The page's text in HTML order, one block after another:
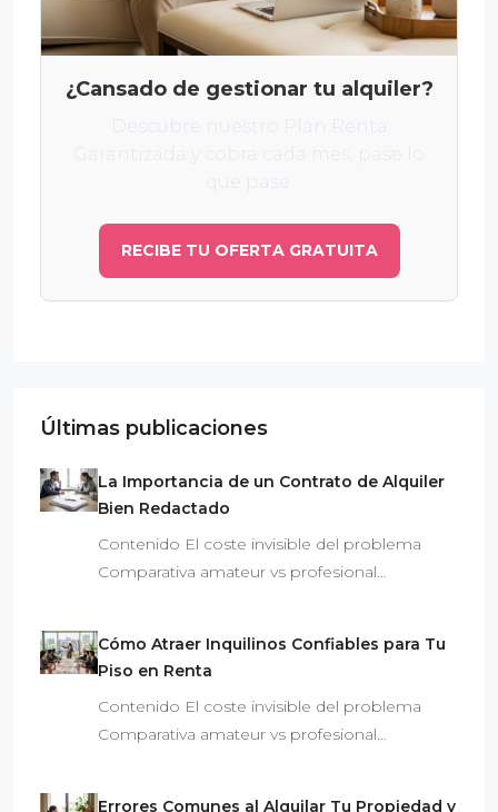
¿Cansado de gestionar tu alquiler?
RECIBE TU OFERTA GRATUITA
Últimas publicaciones
La Importancia de un Contrato de Alquiler
Bien Redactado
Contenido El coste invisible del problema
Comparativa amateur vs profesional…
Cómo Atraer Inquilinos Confiables para Tu
Piso en Renta
Contenido El coste invisible del problema
Comparativa amateur vs profesional…
Errores Comunes al Alquilar Tu Propiedad y